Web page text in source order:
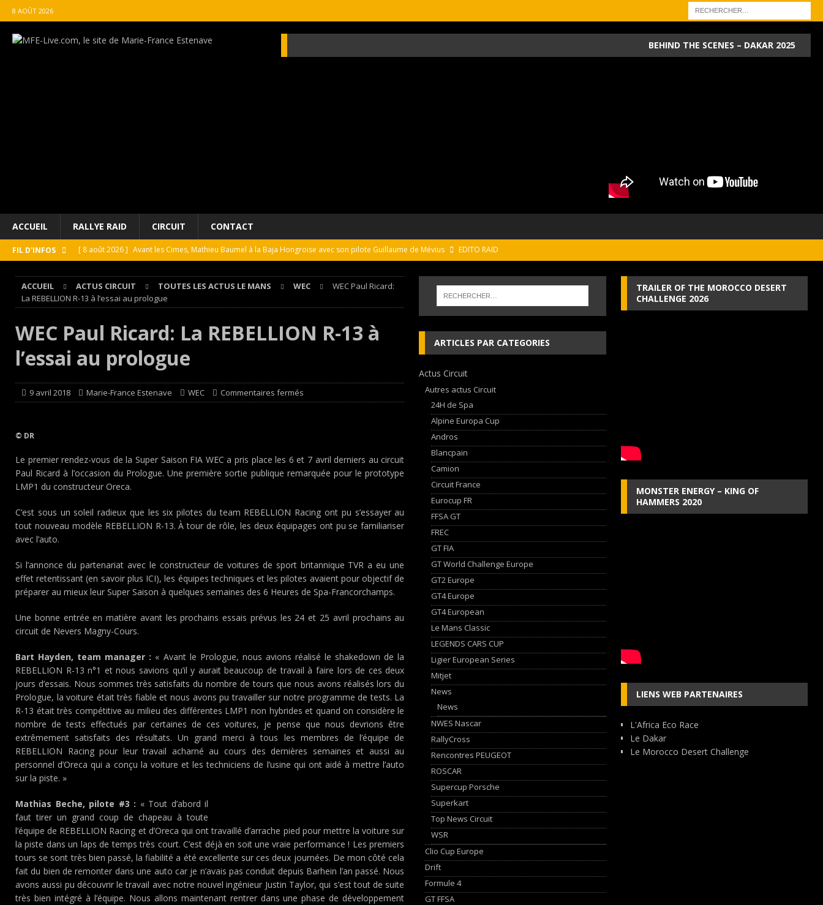
8 AOÛT 2026
BEHIND THE SCENES – DAKAR 2025
ACCUEIL RALLYE RAID CIRCUIT CONTACT
FIL D'INFOS [ 8 août 2026 ] Avant les Cimes, Mathieu Baumel à la Baja Hongroise avec son pilote Guillaume de Mévius
EDITO RAID
[ 8 août 2026 ] Grand Prix de France Historique : Il aura lieu à Dijon du 23 au 25 Avril avec HVM Racing
EDITO CIRCUIT
EUROPE
[ 7 août 2026 ] De l’annulation du rallye TT Orthez-Béarn, les Cimes sur de bons rails !
EDITO RAID
ACCUEIL ACTUS CIRCUIT TOUTES LES ACTUS LE MANS WEC
WEC Paul Ricard:
La REBELLION R-13 à l’essai au prologue
WEC Paul Ricard: La REBELLION R-13 à
l’essai au prologue
9 avril 2018 Marie-France Estenave WEC Commentaires fermés
© DR
Le premier rendez-vous de la Super Saison FIA WEC a pris place les 6 et 7 avril derniers au circuit
Paul Ricard à l’occasion du Prologue. Une première sortie publique remarquée pour le prototype
LMP1 du constructeur Oreca.
C’est sous un soleil radieux que les six pilotes du team REBELLION Racing ont pu s’essayer au
tout nouveau modèle REBELLION R-13. À tour de rôle, les deux équipages ont pu se familiariser
avec l’auto.
Si l’annonce du partenariat avec le constructeur de voitures de sport britannique TVR a eu une
effet retentissant (en savoir plus ICI), les équipes techniques et les pilotes avaient pour objectif de
préparer au mieux leur Super Saison à quelques semaines des 6 Heures de Spa-Francorchamps.
Une bonne entrée en matière avant les prochains essais prévus les 24 et 25 avril prochains au
circuit de Nevers Magny-Cours.
Bart Hayden, team manager : « Avant le Prologue, nous avions réalisé le shakedown de la
REBELLION R-13 n°1 et nous savions qu’il y aurait beaucoup de travail à faire lors de ces deux
jours d’essais. Nous sommes très satisfaits du nombre de tours que nous avons réalisés lors du
Prologue, la voiture était très fiable et nous avons pu travailler sur notre programme de tests. La
R-13 était très compétitive au milieu des différentes LMP1 non hybrides et quand on considère le
nombre de tests effectués par certaines de ces voitures, je pense que nous devrions être
extrêmement satisfaits des résultats. Un grand merci à tous les membres de l’équipe de
REBELLION Racing pour leur travail acharné au cours des dernières semaines et aussi au
personnel d’Oreca qui a conçu la voiture et les techniciens de l’usine qui ont aidé à mettre l’auto
sur la piste. »
Mathias Beche, pilote #3 : « Tout d’abord il
faut tirer un grand coup de chapeau à toute
l’équipe de REBELLION Racing et d’Oreca qui ont travaillé d’arrache pied pour mettre la voiture sur
la piste dans un laps de temps très court. C’est déjà en soit une vraie performance ! Les premiers
tours se sont très bien passé, la fiabilité a été excellente sur ces deux journées. De mon côté cela
fait du bien de remonter dans une auto car je n’avais pas conduit depuis Barhein l’an passé. Nous
avons aussi pu découvrir le travail avec notre nouvel ingénieur Justin Taylor, qui s’est tout de suite
très bien intégré à l’équipe. Nous allons maintenant rentrer dans une phase de développement
ARTICLES PAR CATEGORIES
Actus Circuit
Autres actus Circuit
24H de Spa
Alpine Europa Cup
Andros
Blancpain
Camion
Circuit France
Eurocup FR
FFSA GT
FREC
GT FIA
GT World Challenge Europe
GT2 Europe
GT4 Europe
GT4 European
Le Mans Classic
LEGENDS CARS CUP
Ligier European Series
Mitjet
News
News
NWES Nascar
RallyCross
Rencontres PEUGEOT
ROSCAR
Supercup Porsche
Superkart
Top News Circuit
WSR
Clio Cup Europe
Drift
Formule 4
GT FFSA
TRAILER OF THE MOROCCO DESERT
CHALLENGE 2026
MONSTER ENERGY – KING OF
HAMMERS 2020
LIENS WEB PARTENAIRES
L'Africa Eco Race
Le Dakar
Le Morocco Desert Challenge